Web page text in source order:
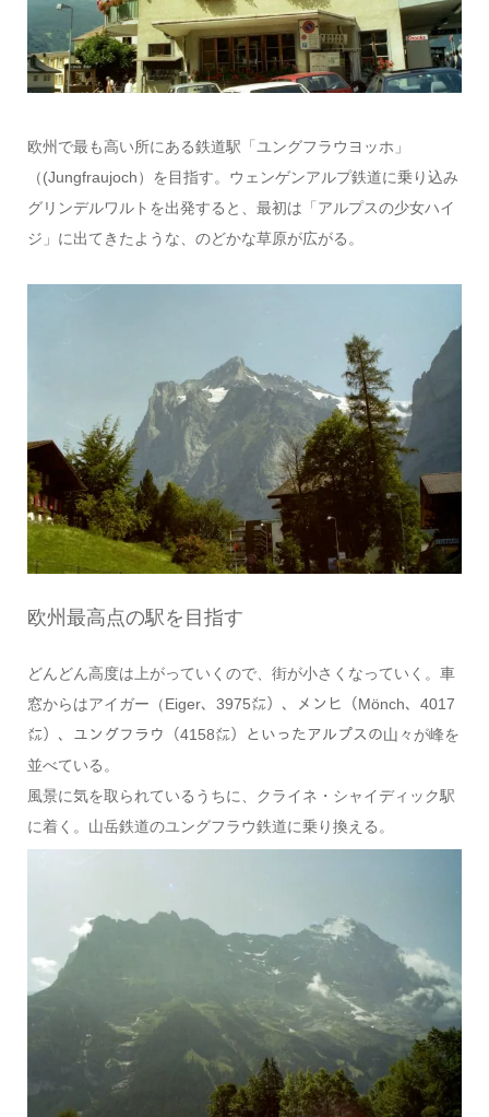
欧州で最も高い所にある鉄道駅「ユングフラウヨッホ」
（(Jungfraujoch）を目指す。ウェンゲンアルプ鉄道に乗り込み
グリンデルワルトを出発すると、最初は「アルプスの少女ハイ
ジ」に出てきたような、のどかな草原が広がる。
欧州最高点の駅を目指す
どんどん高度は上がっていくので、街が小さくなっていく。車
窓からはアイガー（Eiger、3975㍍）、メンヒ（Mönch、4017
㍍）、ユングフラウ（4158㍍）といったアルプスの山々が峰を
並べている。
風景に気を取られているうちに、クライネ・シャイディック駅
に着く。山岳鉄道のユングフラウ鉄道に乗り換える。